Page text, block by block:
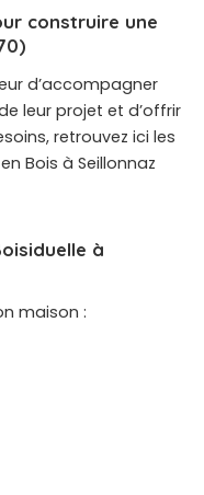
construire une
d’accompagner
leur projet et d’offrir
retrouvez ici les
Bois à Seillonnaz
à
maison :